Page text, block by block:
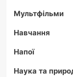
Мультфільми
Навчання
Напої
Наука та